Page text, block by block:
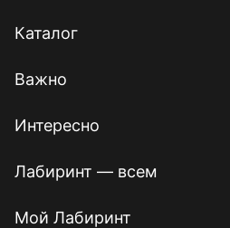
Каталог
Важно
Интересно
Лабиринт — всем
Мой Лабиринт